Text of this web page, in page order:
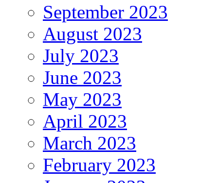
September 2023
August 2023
July 2023
June 2023
May 2023
April 2023
March 2023
February 2023